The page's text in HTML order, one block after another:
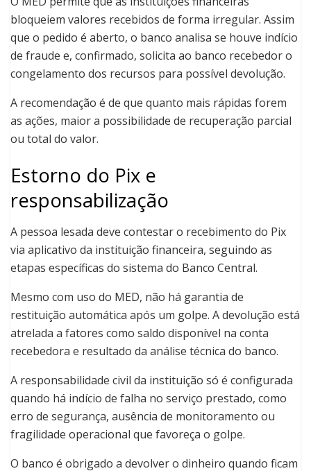
bloqueiem valores recebidos de forma irregular. Assim
que o pedido é aberto, o banco analisa se houve indício
de fraude e, confirmado, solicita ao banco recebedor o
congelamento dos recursos para possível devolução.
A recomendação é de que quanto mais rápidas forem
as ações, maior a possibilidade de recuperação parcial
ou total do valor.
Estorno do Pix e
responsabilização
A pessoa lesada deve contestar o recebimento do Pix
via aplicativo da instituição financeira, seguindo as
etapas específicas do sistema do Banco Central.
Mesmo com uso do MED, não há garantia de
restituição automática após um golpe. A devolução está
atrelada a fatores como saldo disponível na conta
recebedora e resultado da análise técnica do banco.
A responsabilidade civil da instituição só é configurada
quando há indício de falha no serviço prestado, como
erro de segurança, ausência de monitoramento ou
fragilidade operacional que favoreça o golpe.
O banco é obrigado a devolver o dinheiro quando ficam